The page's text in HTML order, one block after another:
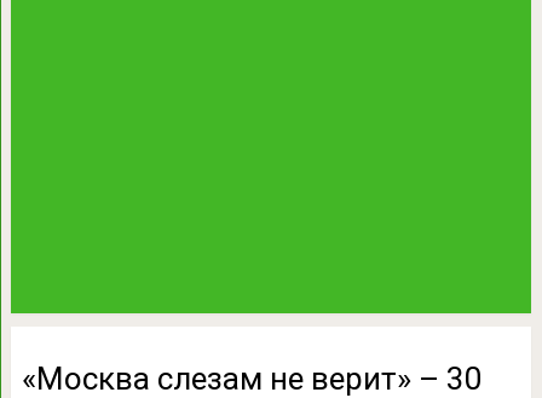
«Москва слезам не верит» – 30